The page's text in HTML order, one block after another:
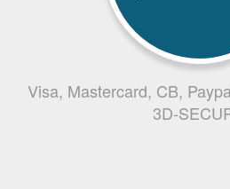
Visa, Mastercard, CB,
3D-